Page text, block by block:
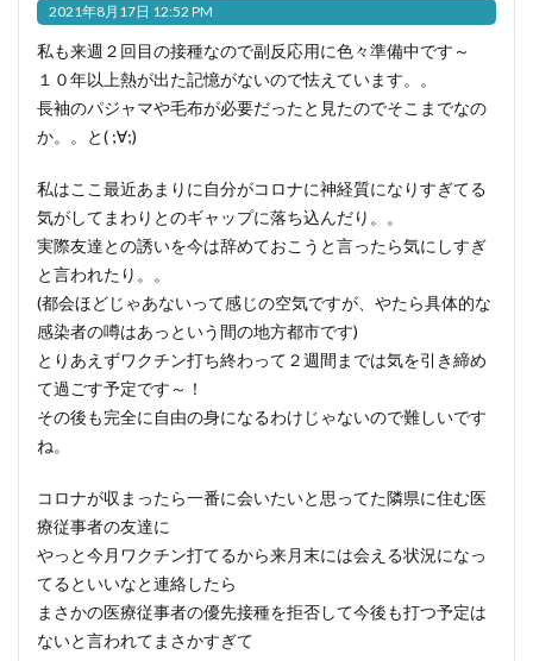
2021年8月17日 12:52 PM
私も来週２回目の接種なので副反応用に色々準備中です～
１０年以上熱が出た記憶がないので怯えています。。
長袖のパジャマや毛布が必要だったと見たのでそこまでなの
か。。と( ;∀;)
私はここ最近あまりに自分がコロナに神経質になりすぎてる
気がしてまわりとのギャップに落ち込んだり。。
実際友達との誘いを今は辞めておこうと言ったら気にしすぎ
と言われたり。。
(都会ほどじゃあないって感じの空気ですが、やたら具体的な
感染者の噂はあっという間の地方都市です)
とりあえずワクチン打ち終わって２週間までは気を引き締め
て過ごす予定です～！
その後も完全に自由の身になるわけじゃないので難しいです
ね。
コロナが収まったら一番に会いたいと思ってた隣県に住む医
療従事者の友達に
やっと今月ワクチン打てるから来月末には会える状況になっ
てるといいなと連絡したら
まさかの医療従事者の優先接種を拒否して今後も打つ予定は
ないと言われてまさかすぎて